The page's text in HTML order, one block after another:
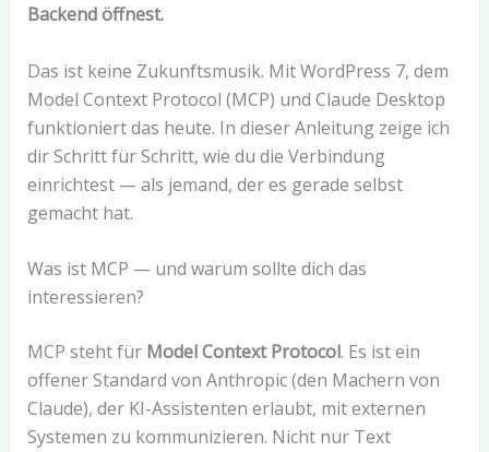
Backend öffnest.
Das ist keine Zukunftsmusik. Mit WordPress 7, dem
Model Context Protocol (MCP) und Claude Desktop
funktioniert das heute. In dieser Anleitung zeige ich
dir Schritt für Schritt, wie du die Verbindung
einrichtest — als jemand, der es gerade selbst
gemacht hat.
Was ist MCP — und warum sollte dich das
interessieren?
MCP steht für Model Context Protocol. Es ist ein
offener Standard von Anthropic (den Machern von
Claude), der KI-Assistenten erlaubt, mit externen
Systemen zu kommunizieren. Nicht nur Text